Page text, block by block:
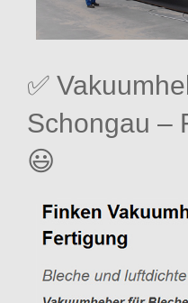
✅
Schongau –
😃